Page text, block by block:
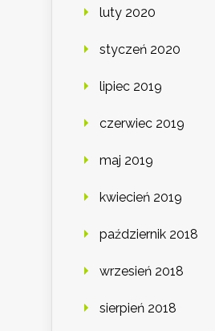
luty 2020
styczeń 2020
lipiec 2019
czerwiec 2019
maj 2019
kwiecień 2019
październik 2018
wrzesień 2018
sierpień 2018